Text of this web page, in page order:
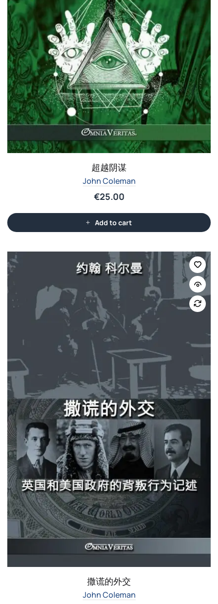
超越阴谋
John Coleman
€25.00
Add to cart
撒谎的外交
John Coleman